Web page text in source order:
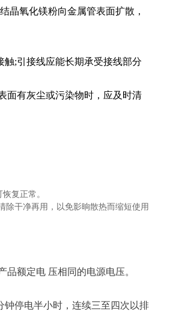
晶氧化镁粉向金属管表面扩散，
;引接线应能长期承受接线部分
面有灰尘或污染物时，应及时清
复正常。
除干净再用，以免影晌散热而缩短使用
额定电 压相同的电源电压。
停电半小时，连续三至四次以排